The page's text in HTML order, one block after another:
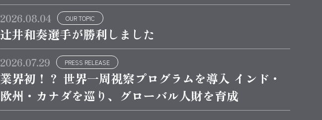
2026.08.04 OUR TOPIC
辻井和奏選手が勝利しました
2026.07.29 PRESS RELEASE
業界初！？ 世界一周視察プログラムを導入 インド・
欧州・カナダを巡り、グローバル人財を育成